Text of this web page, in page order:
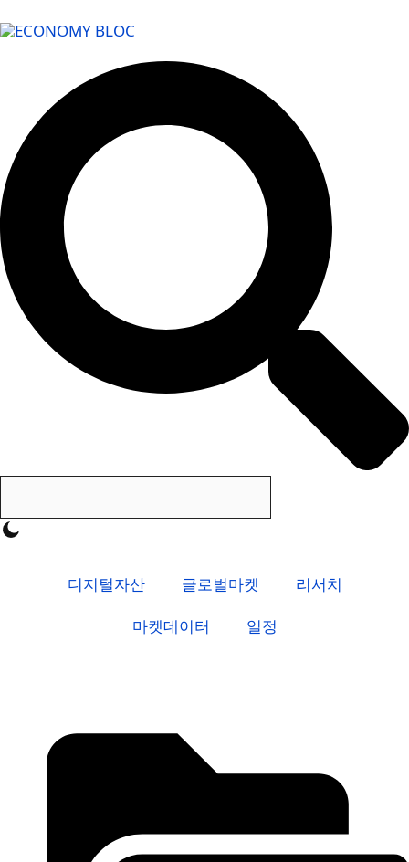
디지털자산 글로벌마켓
리서치
마켓데이터
일정